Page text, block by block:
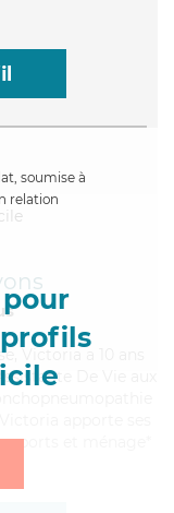
soumise à
relation
Victoria a 10 ans
De Vie aux
et ménage*